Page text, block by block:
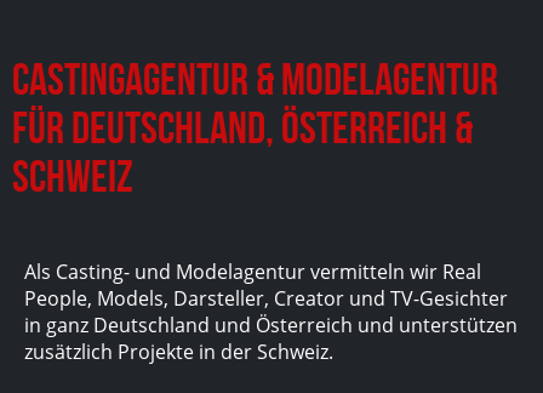
Castingagentur & Modelagentur
für Deutschland, Österreich &
Schweiz
Als Casting- und Modelagentur vermitteln wir Real
People, Models, Darsteller, Creator und TV-Gesichter
in ganz Deutschland und Österreich und unterstützen
zusätzlich Projekte in der Schweiz.